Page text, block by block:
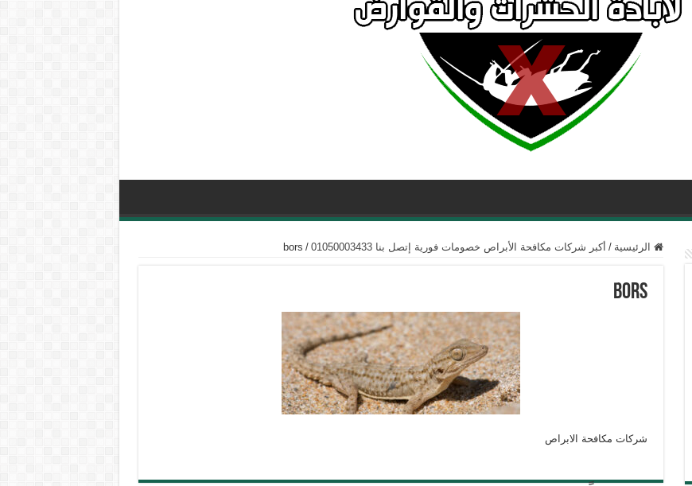
الرئيسية / أكبر شركات مكافحة الأبراص خصومات فورية إتصل بنا 01050003433 /
bors
bors
شركات مكافحة الابراص